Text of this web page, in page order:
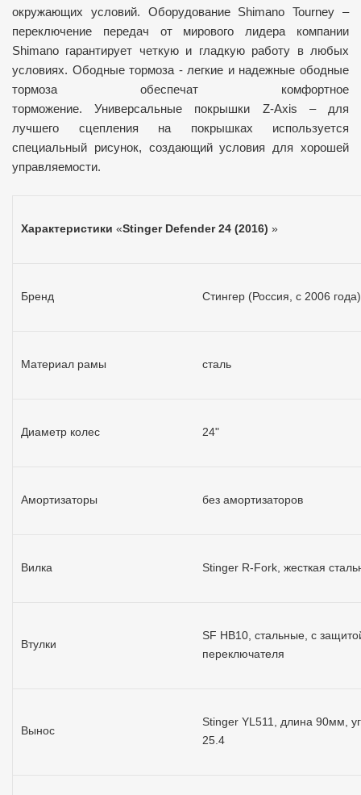
окружающих условий. Оборудование Shimano Tourney –
переключение передач от мирового лидера компании
Shimano гарантирует четкую и гладкую работу в любых
условиях. Ободные тормоза - легкие и надежные ободные
тормоза обеспечат комфортное
торможение.Универсальные покрышки Z-Axis – для
лучшего сцепления на покрышках используется
специальный рисунок, создающий условия для хорошей
управляемости.
Характеристики «Stinger Defender 24 (2016) »
Бренд Стингер (Россия, с 2006 года)
Материал рамы сталь
Диаметр колес 24"
Амортизаторы без амортизаторов
Вилка Stinger R-Fork, жесткая
Втулки
SF HB10, стальные, с
переключателя
Вынос
Stinger YL511, длина 90мм,
25.4